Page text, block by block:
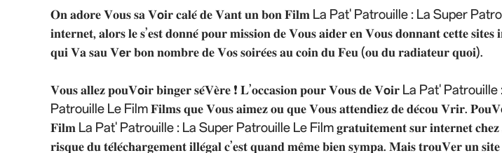
𝐎𝐧 𝐚𝐝𝐨𝐫𝐞 𝐕𝐨𝐮𝐬 𝐬𝐚 𝐕𝗼𝐢𝐫 𝐜𝐚𝐥𝐞́ 𝐝𝐞 𝐕𝐚𝐧𝐭 𝐮𝐧 𝐛𝐨𝐧 𝐅𝐢𝐥𝐦 La Pat' Patrouille : La Super
𝐢𝐧𝐭𝐞𝐫𝐧𝐞𝐭, 𝐚𝐥𝐨𝐫𝐬 𝐥𝐞 𝐬’𝐞𝐬𝐭 𝐝𝐨𝐧𝐧𝐞́ 𝐩𝐨𝐮𝐫 𝐦𝐢𝐬𝐬𝐢𝐨𝐧 𝐝𝐞 𝐕𝐨𝐮𝐬 𝐚𝐢𝐝𝐞𝐫 𝐞𝐧 𝐕𝐨𝐮𝐬 𝐝𝐨𝐧𝐧𝐚𝐧𝐭 𝐜𝐞𝐭𝐭𝐞 𝐬𝐢𝐭𝐞𝐬
𝐪𝐮𝐢 𝐕𝐚 𝐬𝐚𝐮 𝐕𝗲𝐫 𝐛𝐨𝐧 𝐧𝐨𝐦𝐛𝐫𝐞 𝐝𝐞 𝐕𝐨𝐬 𝐬𝐨𝐢𝐫𝐞́𝐞𝐬 𝐚𝐮 𝐜𝐨𝐢𝐧 𝐝𝐮 𝐅𝐞𝐮 (𝐨𝐮 𝐝𝐮 𝐫𝐚𝐝𝐢𝐚𝐭𝐞𝐮𝐫 𝐪𝐮𝐨𝐢).
𝐕𝐨𝐮𝐬 𝐚𝐥𝐥𝐞𝐳 𝐩𝐨𝐮𝐕𝗼𝐢𝐫 𝐛𝐢𝐧𝐠𝐞𝐫 𝐬𝐞́𝐕𝐞̀𝐫𝐞 ❗ 𝐋’𝐨𝐜𝐜𝐚𝐬𝐢𝐨𝐧 𝐩𝐨𝐮𝐫 𝐕𝐨𝐮𝐬 𝐝𝐞 𝐕𝗼𝐢𝐫 La Pat'
Patrouille Le Film 𝐅𝐢𝐥𝐦𝐬 𝐪𝐮𝐞 𝐕𝐨𝐮𝐬 𝐚𝐢𝐦𝐞𝐳 𝐨𝐮 𝐪𝐮𝐞 𝐕𝐨𝐮𝐬 𝐚𝐭𝐭𝐞𝐧𝐝𝐢𝐞𝐳 𝐝𝐞 𝐝𝐞́𝐜𝐨𝐮 𝐕𝐫𝐢𝐫.
𝐅𝐢𝐥𝐦 La Pat' Patrouille : La Super Patrouille Le Film 𝐠𝐫𝐚𝐭𝐮𝐢𝐭𝐞𝐦𝐞𝐧𝐭 𝐬𝐮𝐫 𝐢𝐧𝐭𝐞𝐫𝐧𝐞𝐭 𝐜𝐡𝐞𝐳
𝐫𝐢𝐬𝐪𝐮𝐞 𝐝𝐮 𝐭𝐞́𝐥𝐞́𝐜𝐡𝐚𝐫𝐠𝐞𝐦𝐞𝐧𝐭 𝐢𝐥𝐥𝐞́𝐠𝐚𝐥 𝐜’𝐞𝐬𝐭 𝐪𝐮𝐚𝐧𝐝 𝐦𝐞̂𝐦𝐞 𝐛𝐢𝐞𝐧 𝐬𝐲𝐦𝐩𝐚. 𝐌𝐚𝐢𝐬 𝐭𝐫𝐨𝐮𝐕𝐞𝐫 𝐮𝐧